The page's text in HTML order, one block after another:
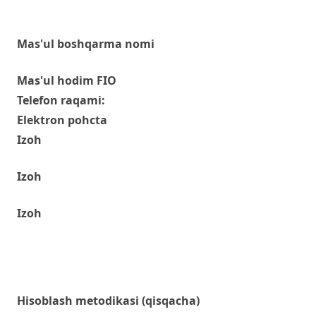
Mas'ul boshqarma nomi
Mas'ul hodim FIO
Telefon raqami:
Elektron pohcta
Izoh
Izoh
Izoh
Hisoblash metodikasi (qisqacha)